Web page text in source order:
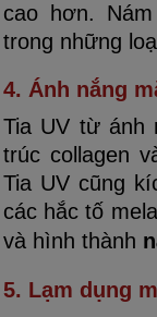
cao hơn.
trong những
4. Ánh nắng
Tia UV từ ánh
trúc collagen
Tia UV cũng
các hắc tố
và hình thành
5. Lạm dụng